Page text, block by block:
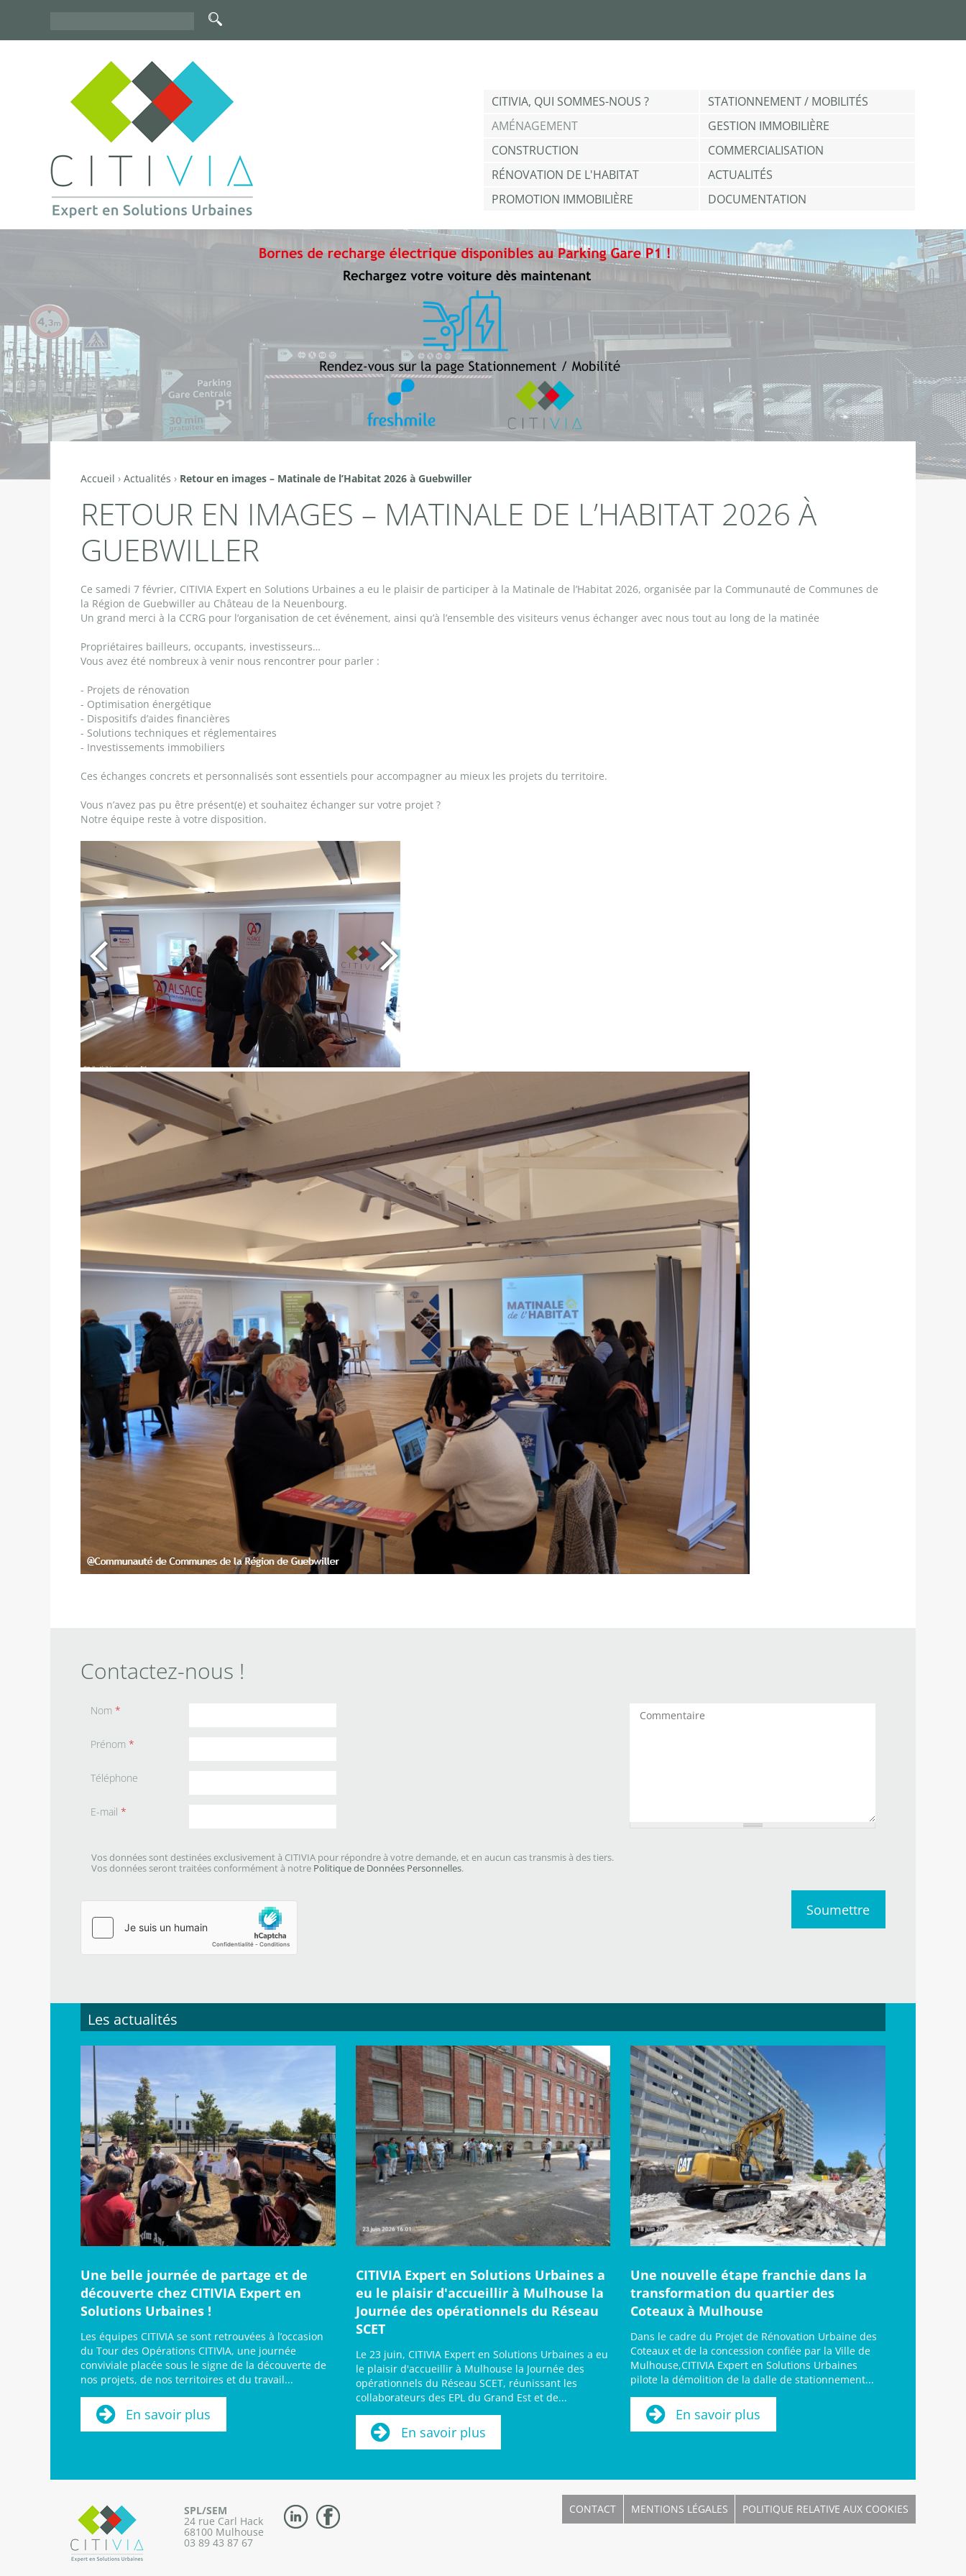
de
recherche
CITIVIA, QUI SOMMES-NOUS ?
STATIONNEMENT / MOBILITÉS
AMÉNAGEMENT
GESTION IMMOBILIÈRE
CONSTRUCTION
COMMERCIALISATION
RÉNOVATION DE L'HABITAT
ACTUALITÉS
PROMOTION IMMOBILIÈRE
DOCUMENTATION
Vous
êtes
ici
Accueil › Actualités › Retour en images – Matinale de l’Habitat 2026 à Guebwiller
RETOUR EN IMAGES – MATINALE DE L’HABITAT 2026 À
GUEBWILLER
Ce samedi 7 février, CITIVIA Expert en Solutions Urbaines a eu le plaisir de participer à la Matinale de l’Habitat 2026, organisée par la Communauté de Communes de
la Région de Guebwiller au Château de la Neuenbourg.
Un grand merci à la CCRG pour l’organisation de cet événement, ainsi qu’à l’ensemble des visiteurs venus échanger avec nous tout au long de la matinée
Propriétaires bailleurs, occupants, investisseurs…
Vous avez été nombreux à venir nous rencontrer pour parler :
- Projets de rénovation
- Optimisation énergétique
- Dispositifs d’aides financières
- Solutions techniques et réglementaires
- Investissements immobiliers
Ces échanges concrets et personnalisés sont essentiels pour accompagner au mieux les projets du territoire.
Vous n’avez pas pu être présent(e) et souhaitez échanger sur votre projet ?
Notre équipe reste à votre disposition.
Contactez-nous !
Nom *
Prénom *
Téléphone
E-mail *
Commentaires
Vos données sont destinées exclusivement à CITIVIA pour répondre à votre demande, et en aucun cas transmis à des tiers.
Vos données seront traitées conformément à notre Politique de Données Personnelles.
Les actualités
Une belle journée de partage et de
découverte chez CITIVIA Expert en
Solutions Urbaines !
Les équipes CITIVIA se sont retrouvées à l’occasion
du Tour des Opérations CITIVIA, une journée
conviviale placée sous le signe de la découverte de
nos projets, de nos territoires et du travail...
En savoir plus
CITIVIA Expert en Solutions Urbaines a
eu le plaisir d'accueillir à Mulhouse la
Journée des opérationnels du Réseau
SCET
Le 23 juin, CITIVIA Expert en Solutions Urbaines a eu
le plaisir d'accueillir à Mulhouse la Journée des
opérationnels du Réseau SCET, réunissant les
collaborateurs des EPL du Grand Est et de...
En savoir plus
Une nouvelle étape franchie dans la
transformation du quartier des
Coteaux à Mulhouse
Dans le cadre du Projet de Rénovation Urbaine des
Coteaux et de la concession confiée par la Ville de
Mulhouse,CITIVIA Expert en Solutions Urbaines
pilote la démolition de la dalle de stationnement...
En savoir plus
SPL/SEM
24 rue Carl Hack
68100 Mulhouse
03 89 43 87 67
CONTACT MENTIONS LÉGALES POLITIQUE RELATIVE AUX COOKIES